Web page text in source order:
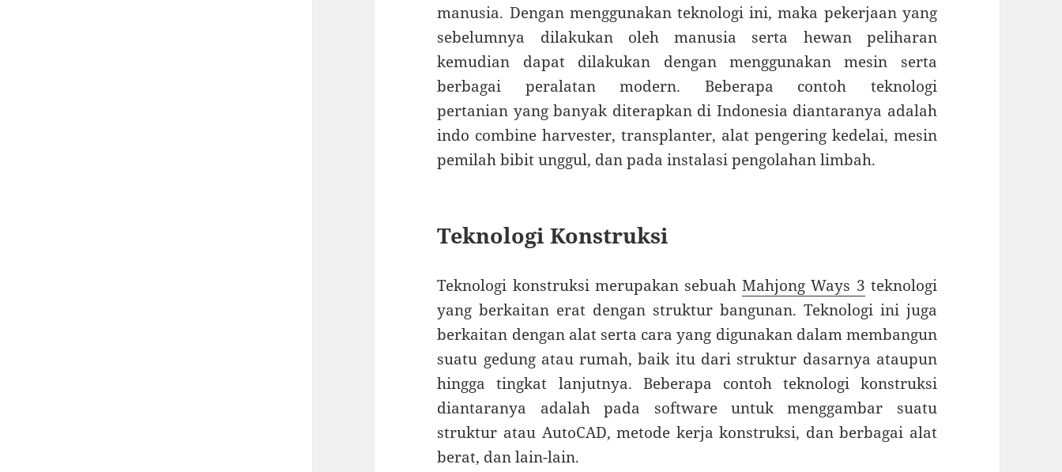
manusia. Dengan menggunakan teknologi ini, maka pekerjaan yang
sebelumnya dilakukan oleh manusia serta hewan peliharan
kemudian dapat dilakukan dengan menggunakan mesin serta
berbagai peralatan modern. Beberapa contoh teknologi
pertanian yang banyak diterapkan di Indonesia diantaranya adalah
indo combine harvester, transplanter, alat pengering kedelai, mesin
pemilah bibit unggul, dan pada instalasi pengolahan limbah.
Teknologi Konstruksi
Teknologi konstruksi merupakan sebuahMahjong Ways 3 teknologi
yang berkaitan erat dengan struktur bangunan. Teknologi ini juga
berkaitan dengan alat serta cara yang digunakan dalam membangun
suatu gedung atau rumah, baik itu dari struktur dasarnya ataupun
hingga tingkat lanjutnya. Beberapa contoh teknologi konstruksi
diantaranya adalah pada software untuk menggambar suatu
struktur atau AutoCAD, metode kerja konstruksi, dan berbagai alat
berat, dan lain-lain.